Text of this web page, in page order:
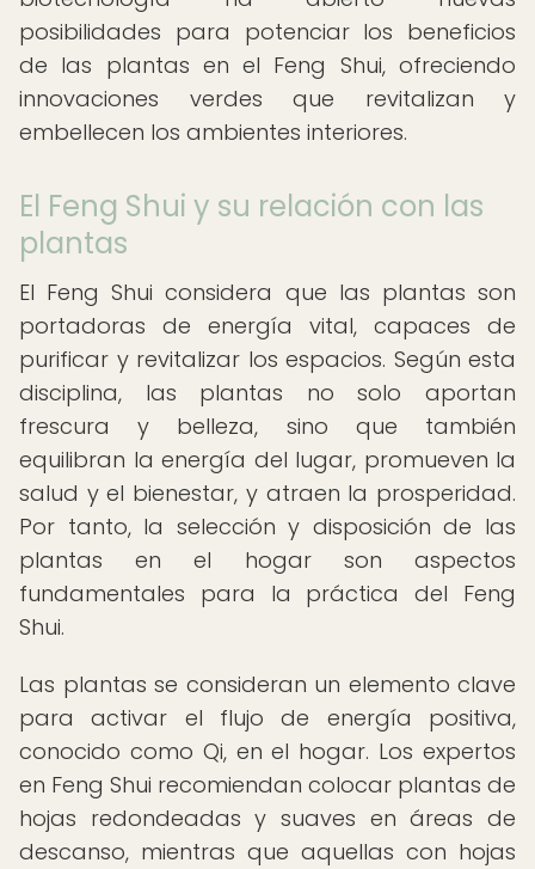
posibilidades para potenciar los beneficios
de las plantas en el Feng Shui, ofreciendo
innovaciones verdes que revitalizan y
embellecen los ambientes interiores.
El Feng Shui y su relación con las
plantas
El Feng Shui considera que las plantas son
portadoras de energía vital, capaces de
purificar y revitalizar los espacios. Según esta
disciplina, las plantas no solo aportan
frescura y belleza, sino que también
equilibran la energía del lugar, promueven la
salud y el bienestar, y atraen la prosperidad.
Por tanto, la selección y disposición de las
plantas en el hogar son aspectos
fundamentales para la práctica del Feng
Shui.
Las plantas se consideran un elemento clave
para activar el flujo de energía positiva,
conocido como Qi, en el hogar. Los expertos
en Feng Shui recomiendan colocar plantas de
hojas redondeadas y suaves en áreas de
descanso, mientras que aquellas con hojas